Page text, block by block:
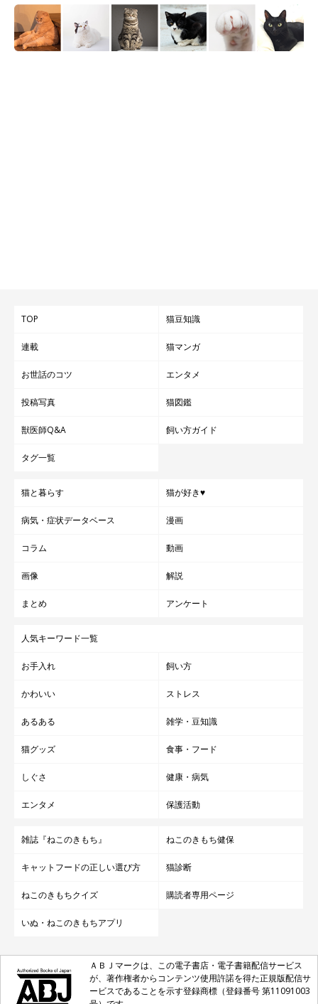
TOP 猫豆知識
連載 猫マンガ
お世話のコツ エンタメ
投稿写真 猫図鑑
獣医師Q&A 飼い方ガイド
タグ一覧
猫と暮らす 猫が好き♥
病気・症状データベース 漫画
コラム 動画
画像 解説
まとめ アンケート
人気キーワード一覧
お手入れ 飼い方
かわいい ストレス
あるある 雑学・豆知識
猫グッズ 食事・フード
しぐさ 健康・病気
エンタメ 保護活動
雑誌『ねこのきもち』 ねこのきもち健保
キャットフードの正しい選び方 猫診断
ねこのきもちクイズ 購読者専用ページ
いぬ・ねこのきもちアプリ
ＡＢＪマークは、この電子書店・電子書籍配信サービス
が、著作権者からコンテンツ使用許諾を得た正規版配信サ
ービスであることを示す登録商標（登録番号 第11091003